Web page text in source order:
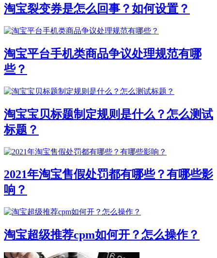
淘宝裂变券是怎么回事？如何设置？
淘宝平台手机类商品争议处理规范有哪
些？
淘宝宝贝标题制定规则是什么？怎么测试
标题？
2021年淘宝售假处罚都有哪些？有哪些影
响？
淘宝超级推荐cpm如何开？怎么操作？